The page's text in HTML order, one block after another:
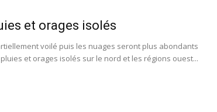
et orages isolés
voilé puis les nuages seront plus abondants
pluies et orages isolés sur le nord et les régions ouest...